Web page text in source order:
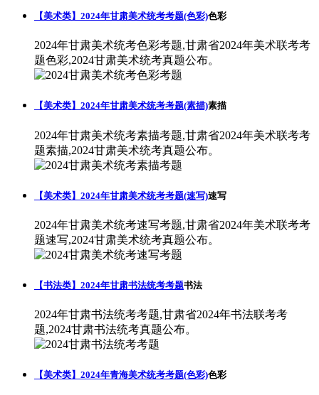
【美术类】2024年甘肃美术统考考题(色彩)色彩
2024年甘肃美术统考色彩考题,甘肃省2024年美术联考考
题色彩,2024甘肃美术统考真题公布。
【美术类】2024年甘肃美术统考考题(素描)素描
2024年甘肃美术统考素描考题,甘肃省2024年美术联考考
题素描,2024甘肃美术统考真题公布。
【美术类】2024年甘肃美术统考考题(速写)速写
2024年甘肃美术统考速写考题,甘肃省2024年美术联考考
题速写,2024甘肃美术统考真题公布。
【书法类】2024年甘肃书法统考考题书法
2024年甘肃书法统考考题,甘肃省2024年书法联考考
题,2024甘肃书法统考真题公布。
【美术类】2024年青海美术统考考题(色彩)色彩